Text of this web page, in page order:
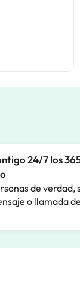
24/7 los
de verdad,
o llamada